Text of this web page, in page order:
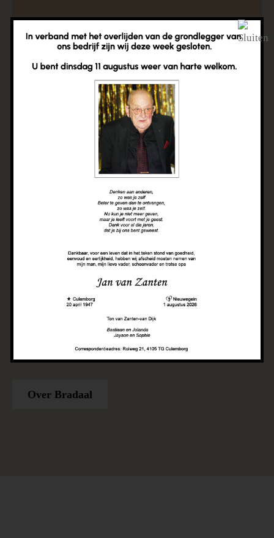
Woondecoratie
Topkwaliteit meubels
en slaapoplossingen
Bij Bradaal Wonen en Slapen vind je topkwaliteit
meubels en slaapoplossingen. Onze collectie
omvat alles, van chique banken tot eettafels,
slaapkamermeubels en matrassen, alles met het
doel om onze klanten het beste comfort en
kwaliteit te bieden. We zijn gefocust op
vakmanschap en design trends, waardoor we
inspirerende woon- en slaapruimtes creëren voor
iedereen die functionaliteit en stijl in huis wil.
Over Bradaal